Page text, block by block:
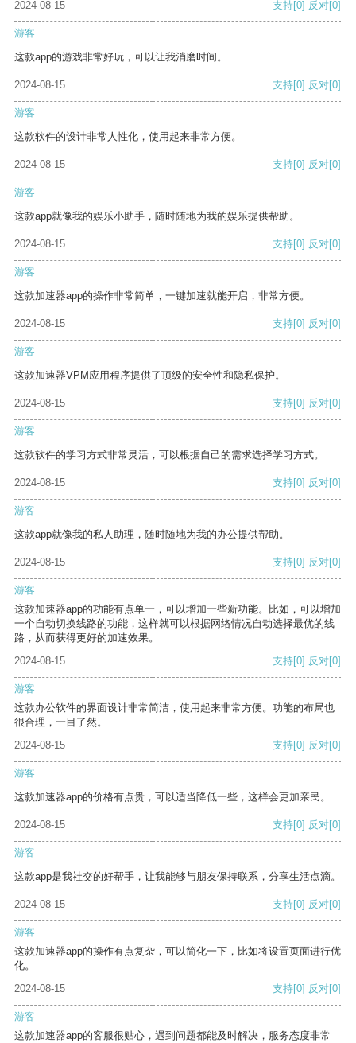
2024-08-15 支持[0] 反对[0]
游客
这款app的游戏非常好玩，可以让我消磨时间。
2024-08-15 支持[0] 反对[0]
游客
这款软件的设计非常人性化，使用起来非常方便。
2024-08-15 支持[0] 反对[0]
游客
这款app就像我的娱乐小助手，随时随地为我的娱乐提供帮助。
2024-08-15 支持[0] 反对[0]
游客
这款加速器app的操作非常简单，一键加速就能开启，非常方便。
2024-08-15 支持[0] 反对[0]
游客
这款加速器VPM应用程序提供了顶级的安全性和隐私保护。
2024-08-15 支持[0] 反对[0]
游客
这款软件的学习方式非常灵活，可以根据自己的需求选择学习方式。
2024-08-15 支持[0] 反对[0]
游客
这款app就像我的私人助理，随时随地为我的办公提供帮助。
2024-08-15 支持[0] 反对[0]
游客
这款加速器app的功能有点单一，可以增加一些新功能。比如，可以增加
一个自动切换线路的功能，这样就可以根据网络情况自动选择最优的线
路，从而获得更好的加速效果。
2024-08-15
支持[0] 反对[0]
游客
这款办公软件的界面设计非常简洁，使用起来非常方便。功能的布局也
很合理，一目了然。
2024-08-15
支持[0] 反对[0]
游客
这款加速器app的价格有点贵，可以适当降低一些，这样会更加亲民。
2024-08-15 支持[0] 反对[0]
游客
这款app是我社交的好帮手，让我能够与朋友保持联系，分享生活点滴。
2024-08-15 支持[0] 反对[0]
游客
这款加速器app的操作有点复杂，可以简化一下，比如将设置页面进行优
化。
2024-08-15
支持[0] 反对[0]
游客
这款加速器app的客服很贴心，遇到问题都能及时解决，服务态度非常